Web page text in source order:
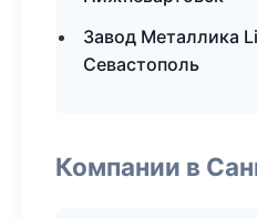
Завод Металлика
Севастополь
Компании в